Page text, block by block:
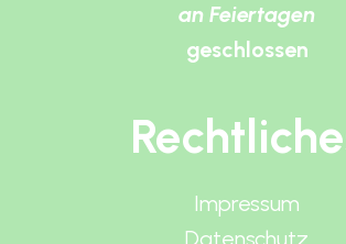
an Feiertagen
geschlossen
Impressum
Datenschutz